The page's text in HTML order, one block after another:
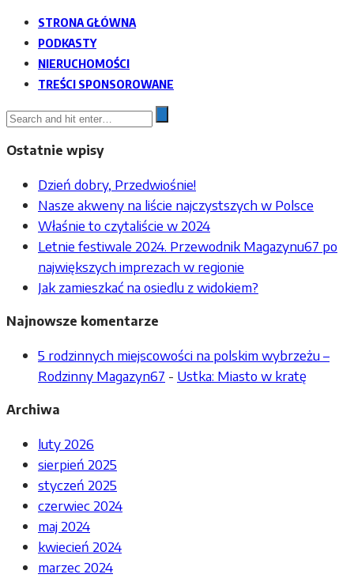
STRONA GŁÓWNA
PODKASTY
NIERUCHOMOŚCI
TREŚCI SPONSOROWANE
Ostatnie wpisy
Dzień dobry, Przedwiośnie!
Nasze akweny na liście najczystszych w Polsce
Właśnie to czytaliście w 2024
Letnie festiwale 2024. Przewodnik Magazynu67 po
największych imprezach w regionie
Jak zamieszkać na osiedlu z widokiem?
Najnowsze komentarze
5 rodzinnych miejscowości na polskim wybrzeżu –
Rodzinny Magazyn67 - Ustka: Miasto w kratę
Archiwa
luty 2026
sierpień 2025
styczeń 2025
czerwiec 2024
maj 2024
kwiecień 2024
marzec 2024